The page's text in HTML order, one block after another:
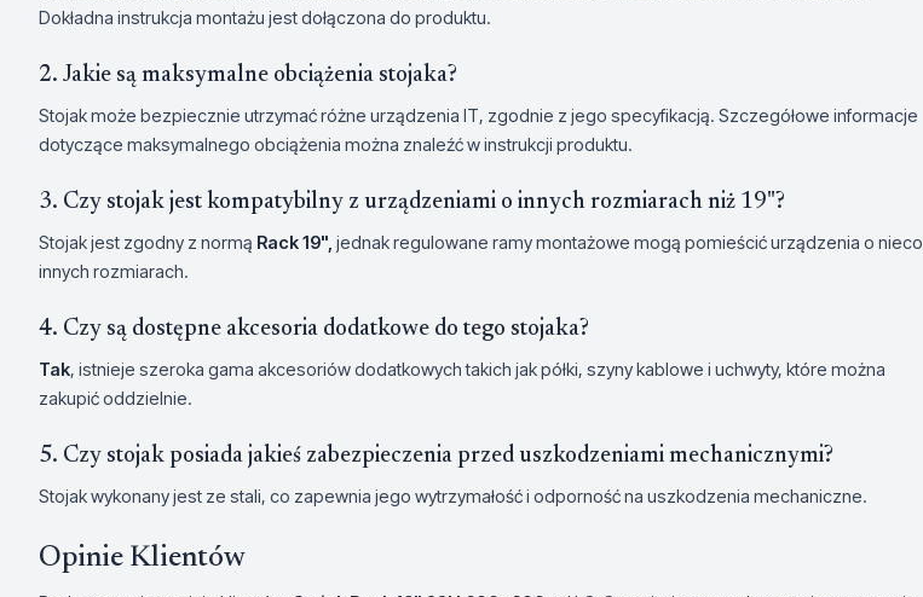
Dokładna instrukcja montażu jest dołączona do produktu.
2. Jakie są maksymalne obciążenia stojaka?
Stojak może bezpiecznie utrzymać różne urządzenia IT, zgodnie z jego specyfikacją. Szczegółowe informacje
dotyczące maksymalnego obciążenia można znaleźć w instrukcji produktu.
3. Czy stojak jest kompatybilny z urządzeniami o innych rozmiarach niż 19"?
Stojak jest zgodny z normą Rack 19", jednak regulowane ramy montażowe mogą pomieścić urządzenia o nieco
innych rozmiarach.
4. Czy są dostępne akcesoria dodatkowe do tego stojaka?
Tak, istnieje szeroka gama akcesoriów dodatkowych takich jak półki, szyny kablowe i uchwyty, które można
zakupić oddzielnie.
5. Czy stojak posiada jakieś zabezpieczenia przed uszkodzeniami mechanicznymi?
Stojak wykonany jest ze stali, co zapewnia jego wytrzymałość i odporność na uszkodzenia mechaniczne.
Opinie Klientów